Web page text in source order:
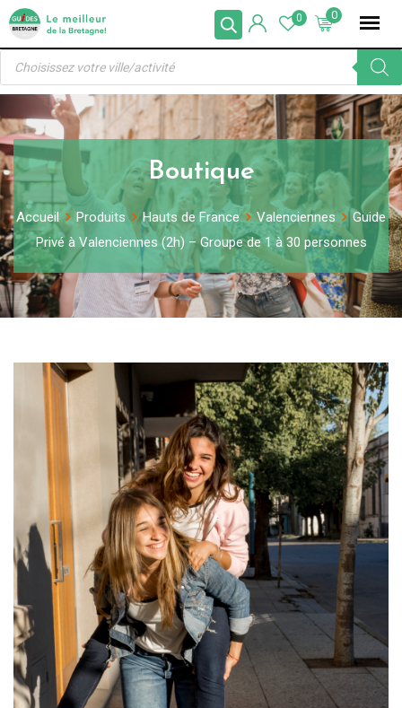
Skip
content
0
0
Recherche
produits
Boutique
Accueil Produits Hauts de France Valenciennes
Guide
Privé à Valenciennes (2h) – Groupe de 1 à 30 personnes